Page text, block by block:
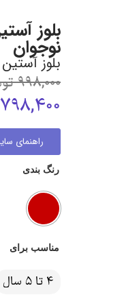
نوجوان
بلوز
998,000
798,400
راهنمای
رنگ بندی
مناسب برای
4 تا 5 سال